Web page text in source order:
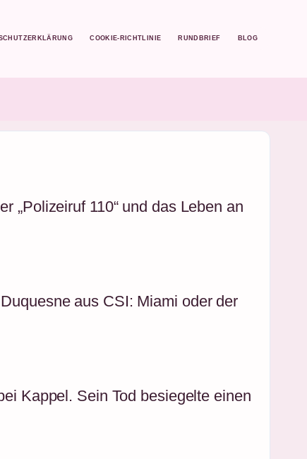
COOKIE-RICHTLINIE RUNDBRIEF BLOG
„Polizeiruf 110“ und das Leben an
aus CSI: Miami oder der
Kappel. Sein Tod besiegelte einen